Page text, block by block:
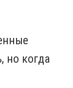
но когда